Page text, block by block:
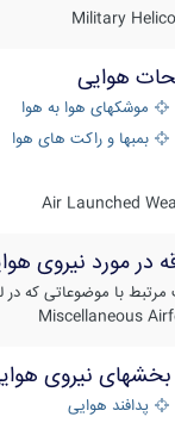
Military
هوایی
موشکهای هوا به هوا
بمبها و راکت های هوایی
Air Launched
در مورد نیروی
با موضوعاتی که در
Miscellaneous
بخشهای نیروی
پدافند هوایی